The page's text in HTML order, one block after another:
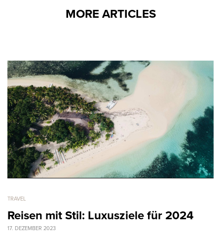
MORE ARTICLES
TRAVEL
Reisen mit Stil: Luxusziele für 2024
17. DEZEMBER 2023